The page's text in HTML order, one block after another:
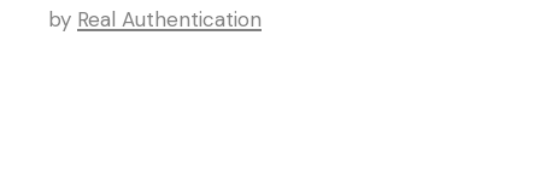
by Real Authentication